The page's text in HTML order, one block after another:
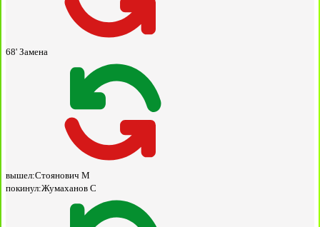
68' Замена
вышел:Стоянович М
покинул:Жумаханов С